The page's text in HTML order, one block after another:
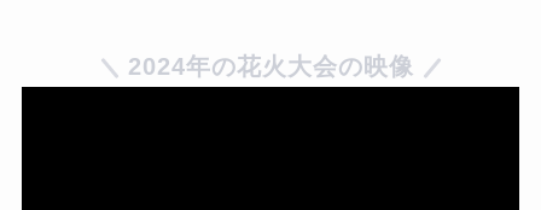
2024年の花火大会の映像